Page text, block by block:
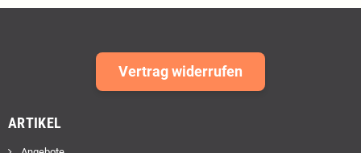
Vertrag widerrufen
ARTIKEL